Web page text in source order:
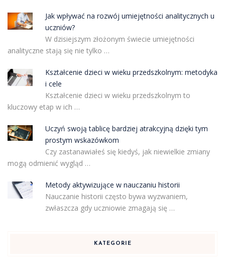
Jak wpływać na rozwój umiejętności analitycznych u
uczniów?
W dzisiejszym złożonym świecie umiejętności
analityczne stają się nie tylko …
Kształcenie dzieci w wieku przedszkolnym: metodyka
i cele
Kształcenie dzieci w wieku przedszkolnym to
kluczowy etap w ich …
Uczyń swoją tablicę bardziej atrakcyjną dzięki tym
prostym wskazówkom
Czy zastanawiałeś się kiedyś, jak niewielkie zmiany
mogą odmienić wygląd …
Metody aktywizujące w nauczaniu historii
Nauczanie historii często bywa wyzwaniem,
zwłaszcza gdy uczniowie zmagają się …
KATEGORIE